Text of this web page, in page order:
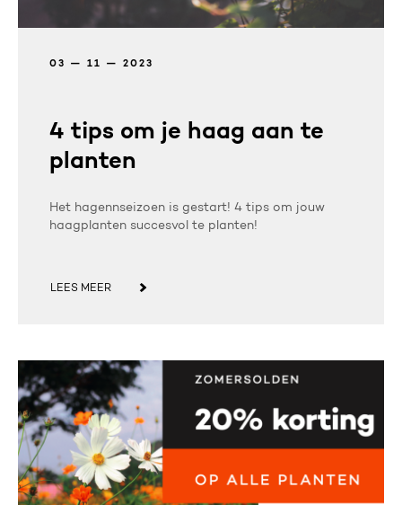
03 — 11 — 2023
4 tips om je haag aan te
planten
Het hagennseizoen is gestart! 4 tips om jouw
haagplanten succesvol te planten!
LEES MEER